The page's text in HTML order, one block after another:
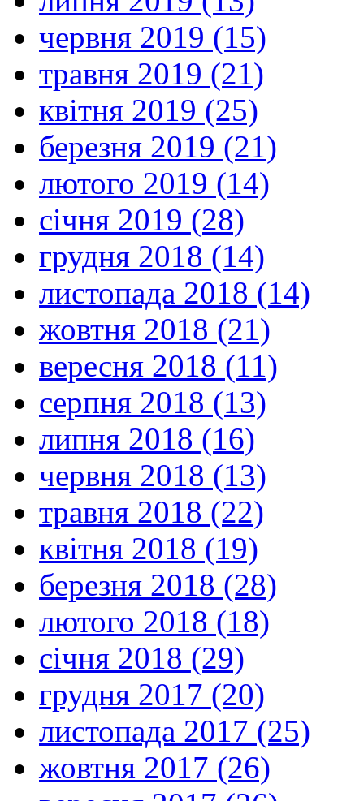
червня 2019 (15)
травня 2019 (21)
квітня 2019 (25)
березня 2019 (21)
лютого 2019 (14)
січня 2019 (28)
грудня 2018 (14)
листопада 2018 (14)
жовтня 2018 (21)
вересня 2018 (11)
серпня 2018 (13)
липня 2018 (16)
червня 2018 (13)
травня 2018 (22)
квітня 2018 (19)
березня 2018 (28)
лютого 2018 (18)
січня 2018 (29)
грудня 2017 (20)
листопада 2017 (25)
жовтня 2017 (26)